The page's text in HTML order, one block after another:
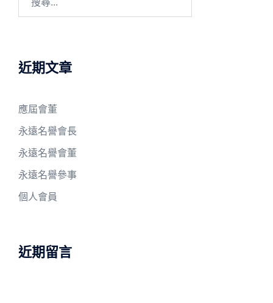
字:
近期文章
應屆會董
永遠名譽會長
永遠名譽會董
永遠名譽參事
個人會員
近期留言